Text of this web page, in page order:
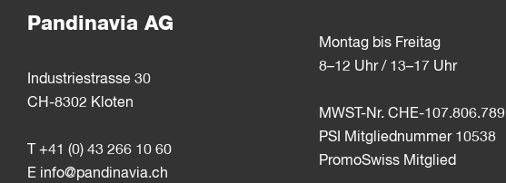
Pandinavia AG
Industriestrasse 30
CH-8302 Kloten
T +41 (0) 43 266 10 60
E info@pandinavia.ch
Montag bis Freitag
8–12 Uhr / 13–17 Uhr
MWST-Nr. CHE-107.806.789
PSI Mitgliednummer 10538
PromoSwiss Mitglied